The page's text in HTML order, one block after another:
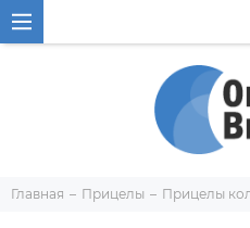
Главная Прицелы Прицелы